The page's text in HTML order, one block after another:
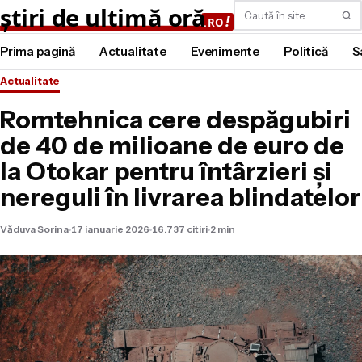
Caută
Prima pagină Actualitate Evenimente Politică
Actualitate
Romtehnica cere despăgubiri
de 40 de milioane de euro de
la Otokar pentru întârzieri și
nereguli în livrarea blindatelor
Văduva Sorina 17 ianuarie 2026 16.737 citiri 2 min